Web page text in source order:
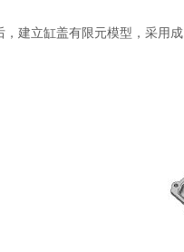
，建立缸盖有限元模型，采用成